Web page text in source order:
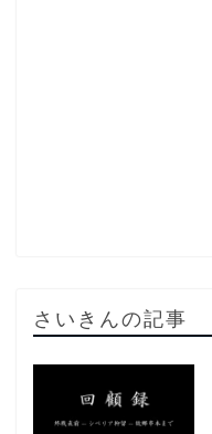
さいきんの記事